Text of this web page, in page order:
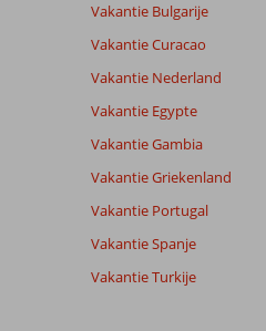
Totale score
173
beoordelingen
8,4
van onze
klanten
Vakantie Bulgarije
Vakantie Curacao
Vakantie Nederland
Vakantie Egypte
Vakantie Gambia
Vakantie Griekenland
Vakantie Portugal
Vakantie Spanje
Vakantie Turkije